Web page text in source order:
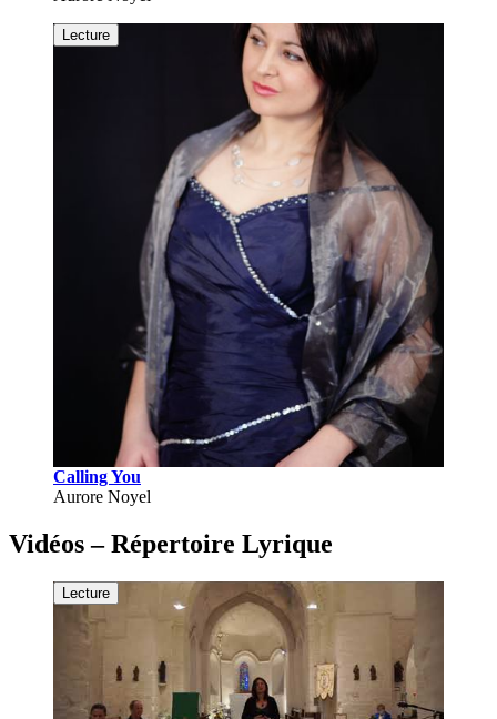
Lecture
Calling You
Aurore Noyel
Vidéos – Répertoire Lyrique
Lecture